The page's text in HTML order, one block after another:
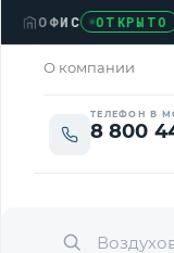
ОФИС ОТКРЫТО ›
О компании
ТЕЛЕФОН В
8 800